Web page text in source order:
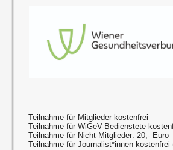
Teilnahme für Mitglieder kostenfrei
Teilnahme für WiGeV-Bedienstete
Teilnahme für Nicht-Mitglieder: 20,- Euro
Teilnahme für Journalist*innen